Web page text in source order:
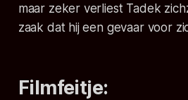
maar zeker verliest Tadek
zaak dat hij een gevaar voor
Filmfeitje: